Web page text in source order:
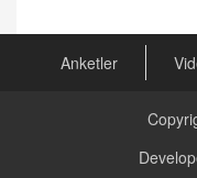
AV.
23.09.2023
Anketler